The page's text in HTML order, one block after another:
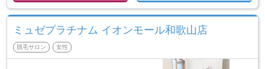
ミュゼプラチナム イオンモール和歌山店
脱毛サロン 女性